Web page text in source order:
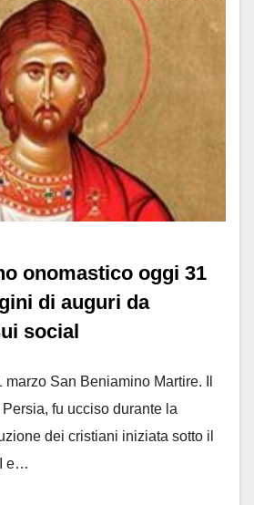
onomastico oggi 31
di auguri da
social
San Beniamino Martire. Il
fu ucciso durante la
dei cristiani iniziata sotto il
e…